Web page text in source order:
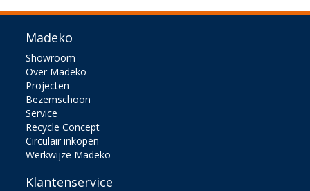
Madeko
Showroom
Over Madeko
Projecten
Bezemschoon
Service
Recycle Concept
Circulair inkopen
Werkwijze Madeko
Klantenservice